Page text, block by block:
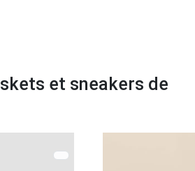
et sneakers de